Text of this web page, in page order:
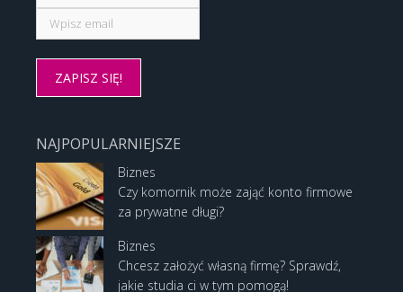
NAJPOPULARNIEJSZE
Biznes
Czy komornik może zająć konto firmowe
za prywatne długi?
Biznes
Chcesz założyć własną firmę? Sprawdź,
jakie studia ci w tym pomogą!